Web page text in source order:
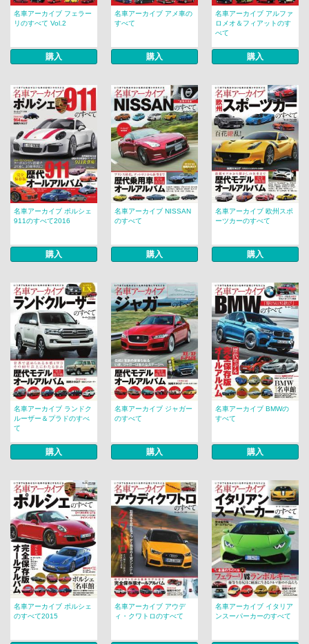
名車アーカイブ フェラー
リのすべて Vol.2
購入
名車アーカイブ アメ車の
すべて
購入
名車アーカイブ アルファ
ロメオ＆フィアットのす
べて
購入
名車アーカイブ ポルシェ
911のすべて2016
購入
名車アーカイブ NISSAN
のすべて
購入
名車アーカイブ 欧州スポ
ーツカーのすべて
購入
名車アーカイブ ランドク
ルーザー＆プラドのすべ
て
購入
名車アーカイブ ジャガー
のすべて
購入
名車アーカイブ BMWの
すべて
購入
名車アーカイブ ポルシェ
のすべて2015
名車アーカイブ アウデ
ィ・クワトロのすべて
名車アーカイブ イタリア
ンスーパーカーのすべて